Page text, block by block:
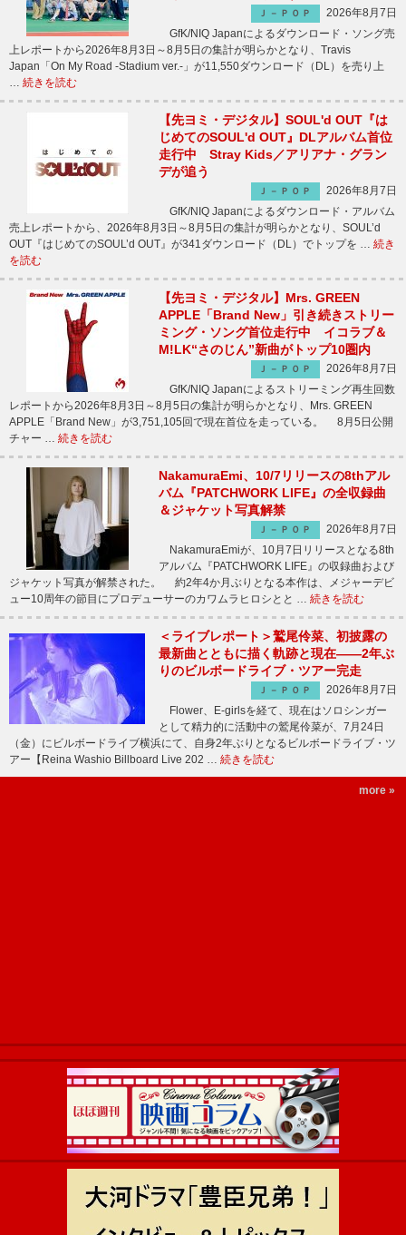
Ｊ－ＰＯＰ
2026年8月7日
GfK/NIQ Japanによるダウンロード・ソング売
上レポートから2026年8月3日～8月5日の集計が明らかとなり、Travis
Japan「On My Road -Stadium ver.-」が11,550ダウンロード（DL）を売り上
… 続きを読む
【先ヨミ・デジタル】SOUL'd OUT『は
じめてのSOUL'd OUT』DLアルバム首位
走行中 Stray Kids／アリアナ・グラン
デが追う
Ｊ－ＰＯＰ
2026年8月7日
GfK/NIQ Japanによるダウンロード・アルバム
売上レポートから、2026年8月3日～8月5日の集計が明らかとなり、SOUL’d
OUT『はじめてのSOUL’d OUT』が341ダウンロード（DL）でトップを … 続き
を読む
【先ヨミ・デジタル】Mrs. GREEN
APPLE「Brand New」引き続きストリー
ミング・ソング首位走行中 イコラブ＆
M!LK“さのじん”新曲がトップ10圏内
Ｊ－ＰＯＰ
2026年8月7日
GfK/NIQ Japanによるストリーミング再生回数
レポートから2026年8月3日～8月5日の集計が明らかとなり、Mrs. GREEN
APPLE「Brand New」が3,751,105回で現在首位を走っている。 8月5日公開
チャー … 続きを読む
NakamuraEmi、10/7リリースの8thアル
バム『PATCHWORK LIFE』の全収録曲
＆ジャケット写真解禁
Ｊ－ＰＯＰ
2026年8月7日
NakamuraEmiが、10月7日リリースとなる8th
アルバム『PATCHWORK LIFE』の収録曲および
ジャケット写真が解禁された。 約2年4か月ぶりとなる本作は、メジャーデビ
ュー10周年の節目にプロデューサーのカワムラヒロシとと … 続きを読む
＜ライブレポート＞鷲尾伶菜、初披露の
最新曲とともに描く軌跡と現在――2年ぶ
りのビルボードライブ・ツアー完走
Ｊ－ＰＯＰ
2026年8月7日
Flower、E-girlsを経て、現在はソロシンガー
として精力的に活動中の鷲尾伶菜が、7月24日
（金）にビルボードライブ横浜にて、自身2年ぶりとなるビルボードライブ・ツ
アー【Reina Washio Billboard Live 202 … 続きを読む
more »